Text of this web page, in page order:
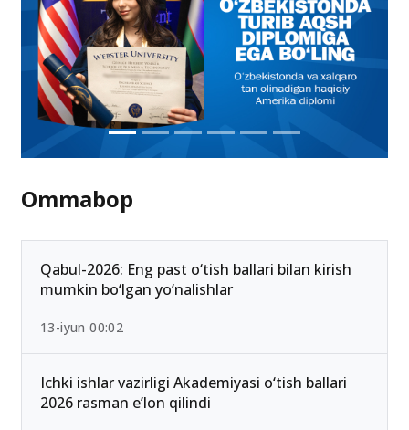
Ommabop
Qabul-2026: Eng past o‘tish ballari bilan kirish
mumkin bo‘lgan yo‘nalishlar
13-iyun 00:02
Ichki ishlar vazirligi Akademiyasi o‘tish ballari
2026 rasman e’lon qilindi